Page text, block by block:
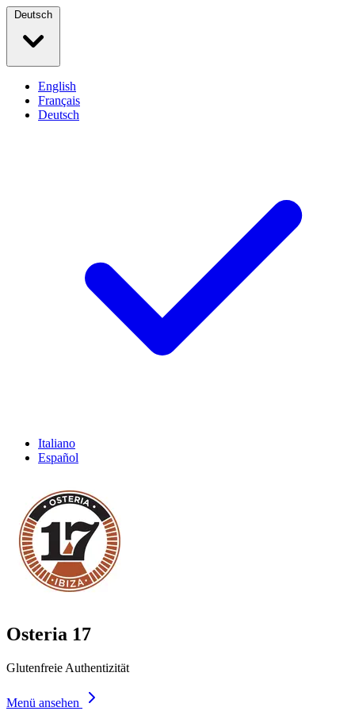
Deutsch
English
Français
Deutsch
Italiano
Español
Osteria 17
Glutenfreie Authentizität
Menü ansehen